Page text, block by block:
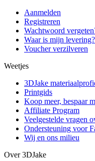
Aanmelden
Registreren
Wachtwoord
Waar is mijn levering?
Voucher verzilveren
Weetjes
3DJake
Printgids
Koop meer, bespaar
Affiliate Program
Veelgestelde vragen
Ondersteuning voor
Wij en ons milieu
Over 3DJake